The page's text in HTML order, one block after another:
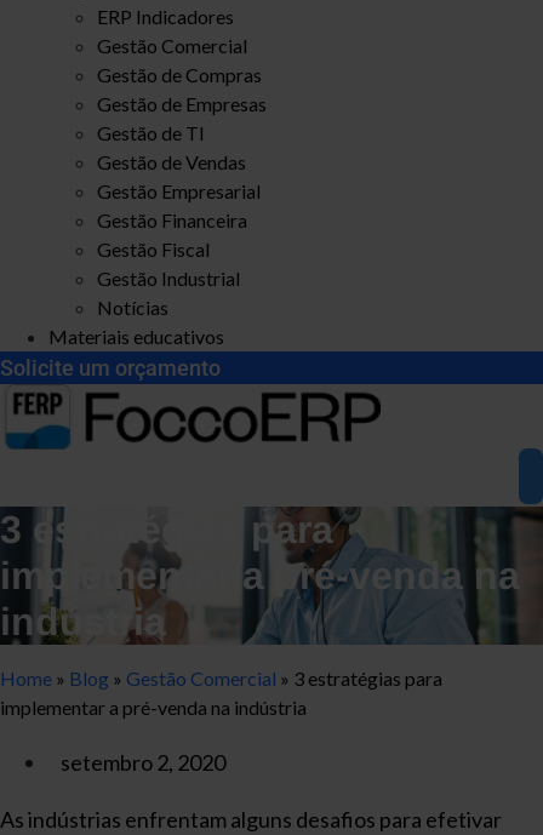
ERP Indicadores
Gestão Comercial
Gestão de Compras
Gestão de Empresas
Gestão de TI
Gestão de Vendas
Gestão Empresarial
Gestão Financeira
Gestão Fiscal
Gestão Industrial
Notícias
Materiais educativos
Solicite um orçamento
3 estratégias para
implementar a pré-venda na
indústria
Home » Blog » Gestão Comercial » 3 estratégias para
implementar a pré-venda na indústria
setembro 2, 2020
As indústrias enfrentam alguns desafios para efetivar